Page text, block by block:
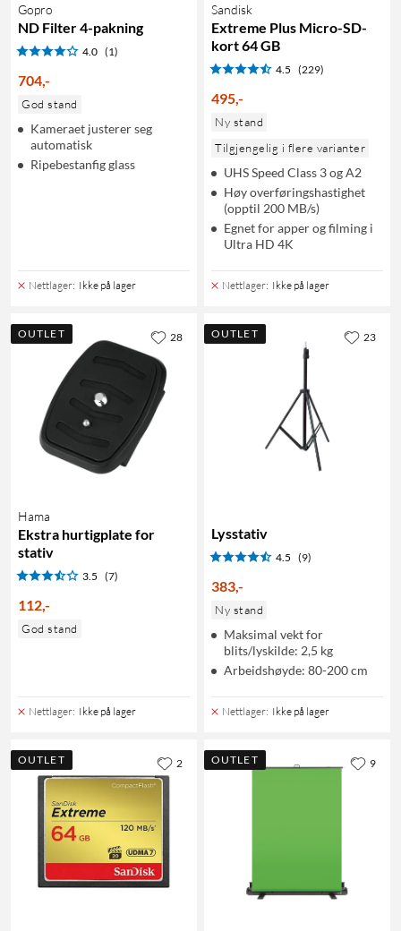
Gopro
ND Filter 4-pakning
4.0 (1)
704,-
God stand
Kameraet justerer seg
automatisk
Ripebestanfig glass
Nettlager: Ikke på lager
Sandisk
Extreme Plus Micro-SD-
kort 64 GB
4.5 (229)
495,-
Ny stand
Tilgjengelig i flere varianter
UHS Speed Class 3 og A2
Høy overføringshastighet
(opptil 200 MB/s)
Egnet for apper og filming i
Ultra HD 4K
Nettlager: Ikke på lager
OUTLET
Hama
Ekstra hurtigplate for
stativ
3.5 (7)
112,-
God stand
Nettlager: Ikke på lager
28 OUTLET
Lysstativ
4.5 (9)
383,-
Ny stand
Maksimal vekt for
blits/lyskilde: 2,5 kg
Arbeidshøyde: 80-200 cm
Nettlager: Ikke på lager
23
OUTLET 2 OUTLET 9